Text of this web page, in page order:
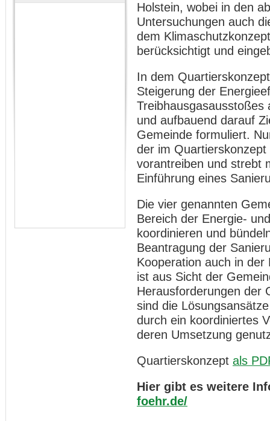
Holstein, wobei in den
Untersuchungen auch
dem
berücksichtigt und
In dem
Steigerung der
Treibhausgasausstoßes
und aufbauend darauf
Gemeinde formuliert.
der im
vorantreiben und strebt
Einführung eines
Die vier genannten
Bereich der Energie-
koordinieren und
Beantragung der
Kooperation auch in
ist aus Sicht der
Herausforderungen der
sind die
durch ein koordiniertes
deren Umsetzung
Quartierskonzept als
Hier gibt es weitere
foehr.de/